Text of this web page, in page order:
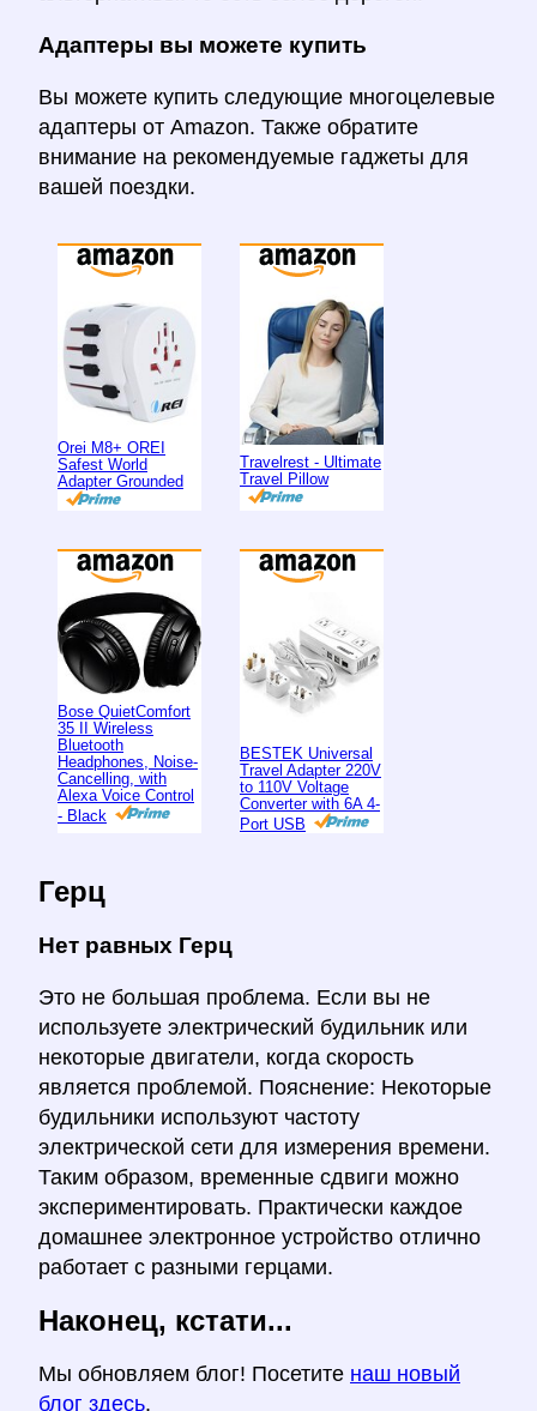
Адаптеры вы можете купить
Вы можете купить следующие многоцелевые
адаптеры от Amazon. Также обратите
внимание на рекомендуемые гаджеты для
вашей поездки.
Orei M8+ OREI
Safest World
Adapter Grounded
Travelrest - Ultimate
Travel Pillow
Bose QuietComfort
35 II Wireless
Bluetooth
Headphones, Noise-
Cancelling, with
Alexa Voice Control
- Black
BESTEK Universal
Travel Adapter 220V
to 110V Voltage
Converter with 6A 4-
Port USB
Герц
Нет равных Герц
Это не большая проблема. Если вы не
используете электрический будильник или
некоторые двигатели, когда скорость
является проблемой. Пояснение: Некоторые
будильники используют частоту
электрической сети для измерения времени.
Таким образом, временные сдвиги можно
экспериментировать. Практически каждое
домашнее электронное устройство отлично
работает с разными герцами.
Наконец, кстати...
Мы обновляем блог! Посетите наш новый
блог здесь.